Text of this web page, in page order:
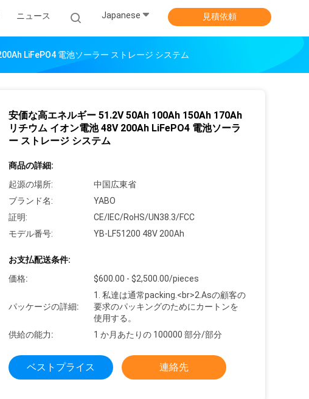
ニュース Japanese 見積依頼
LiFePO4 電池ソーラー ストレージ システム
安価な高エネルギー 51.2V 50Ah 100Ah 150Ah 170Ah
リチウム イオン電池 48V 200Ah LiFePO4 電池ソーラ
ー ストレージ システム
商品の詳細:
起源の場所:
中国広東省
ブランド名:
YABO
証明:
CE/IEC/RoHS/UN38.3/FCC
モデル番号:
YB-LF51200 48V 200Ah
お支払配送条件:
価格:
$600.00 - $2,500.00/pieces
パッケージの詳細:
1. 私達は通常packing.<br>2.Asの顧客の
要求のパッキングのためにカートンを
使用する。
供給の能力:
1 か月あたりの 100000 部分/部分
ベストプライス 連絡先